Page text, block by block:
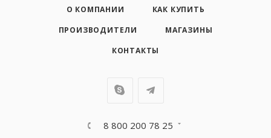
О КОМПАНИИ
КАК КУПИТЬ
ПРОИЗВОДИТЕЛИ
МАГАЗИНЫ
КОНТАКТЫ
8 800 200 78 25